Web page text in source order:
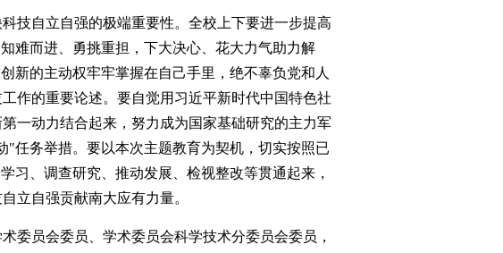
技自立自强的极端重要性。全校上下要进一步提高
难而进、勇挑重担，下大决心、花大力气助力解
新的主动权牢牢掌握在自己手里，绝不辜负党和人
作的重要论述。要自觉用习近平新时代中国特色社
一动力结合起来，努力成为国家基础研究的主力军
任务举措。要以本次主题教育为契机，切实按照已
习、调查研究、推动发展、检视整改等贯通起来，
立自强贡献南大应有力量。
委员会委员、学术委员会科学技术分委员会委员，